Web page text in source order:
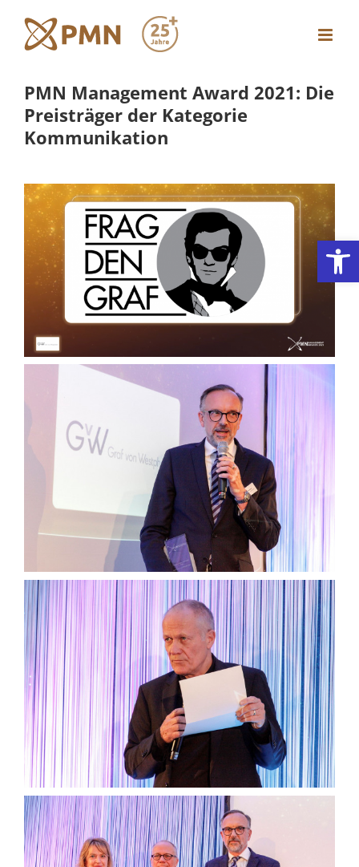
Inhalt
springen
PMN Management Award 2021: Die
Preisträger der Kategorie
Kommunikation